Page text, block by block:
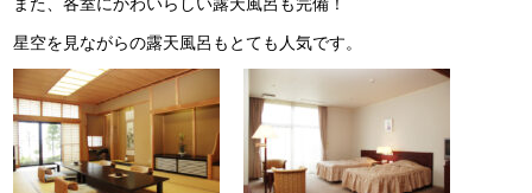
また、各室にかわいらしい露天風呂も完備！
星空を見ながらの露天風呂もとても人気です。